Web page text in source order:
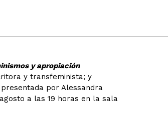
y apropiación
y transfeminista; y
por Alessandra
a las 19 horas en la sala